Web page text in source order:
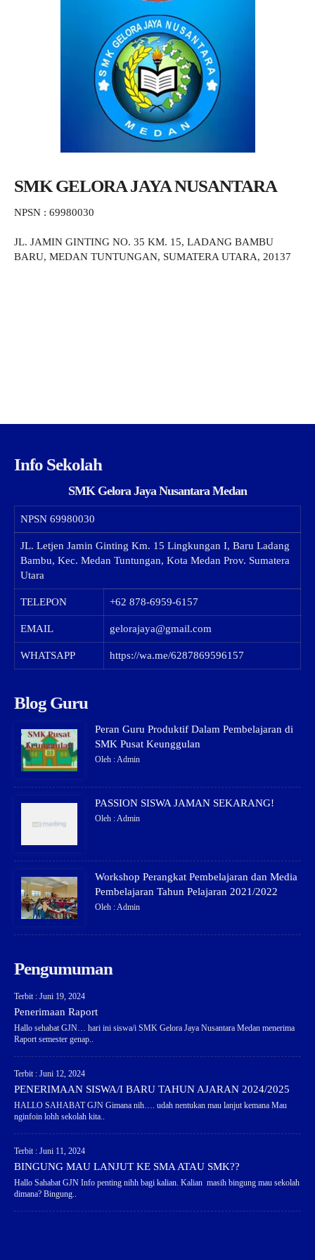
SMK GELORA JAYA NUSANTARA
NPSN : 69980030
JL. JAMIN GINTING NO. 35 KM. 15, LADANG BAMBU
BARU, MEDAN TUNTUNGAN, SUMATERA UTARA, 20137
Info Sekolah
SMK Gelora Jaya Nusantara Medan
NPSN 69980030
JL. Letjen Jamin Ginting Km. 15 Lingkungan I, Baru Ladang
Bambu, Kec. Medan Tuntungan, Kota Medan Prov. Sumatera
Utara
TELEPON +62 878-6959-6157
EMAIL gelorajaya@gmail.com
WHATSAPP https://wa.me/6287869596157
Blog Guru
Peran Guru Produktif Dalam Pembelajaran di
SMK Pusat Keunggulan
Oleh : Admin
PASSION SISWA JAMAN SEKARANG!
Oleh : Admin
Workshop Perangkat Pembelajaran dan Media
Pembelajaran Tahun Pelajaran 2021/2022
Oleh : Admin
Pengumuman
Terbit : Juni 19, 2024
Penerimaan Raport
Hallo sehabat GJN… hari ini siswa/i SMK Gelora Jaya Nusantara Medan menerima
Raport semester genap..
Terbit : Juni 12, 2024
PENERIMAAN SISWA/I BARU TAHUN AJARAN 2024/2025
HALLO SAHABAT GJN Gimana nih…. udah nentukan mau lanjut kemana Mau
nginfoin lohh sekolah kita..
Terbit : Juni 11, 2024
BINGUNG MAU LANJUT KE SMA ATAU SMK??
Hallo Sahabat GJN Info penting nihh bagi kalian. Kalian masih bingung mau sekolah
dimana? Bingung..